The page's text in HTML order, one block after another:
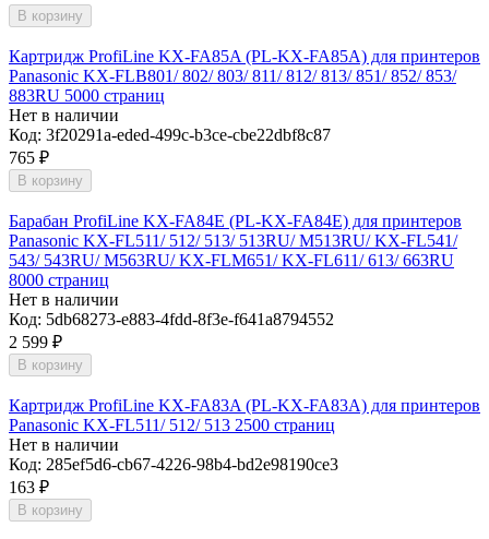
В корзину
Картридж ProfiLine KX-FA85A (PL-KX-FA85A) для принтеров
Panasonic KX-FLB801/ 802/ 803/ 811/ 812/ 813/ 851/ 852/ 853/
883RU 5000 страниц
Нет в наличии
Код: 3f20291a-eded-499c-b3ce-cbe22dbf8c87
765 ₽
В корзину
Барабан ProfiLine KX-FA84E (PL-KX-FA84E) для принтеров
Panasonic KX-FL511/ 512/ 513/ 513RU/ M513RU/ KX-FL541/
543/ 543RU/ M563RU/ KX-FLM651/ KX-FL611/ 613/ 663RU
8000 страниц
Нет в наличии
Код: 5db68273-e883-4fdd-8f3e-f641a8794552
2 599 ₽
В корзину
Картридж ProfiLine KX-FA83A (PL-KX-FA83A) для принтеров
Panasonic KX-FL511/ 512/ 513 2500 страниц
Нет в наличии
Код: 285ef5d6-cb67-4226-98b4-bd2e98190ce3
163 ₽
В корзину